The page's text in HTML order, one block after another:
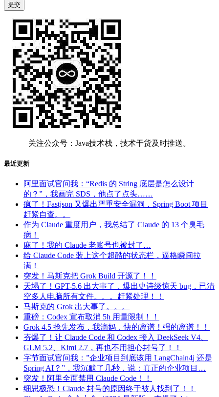
关注公众号：Java技术栈，技术干货及时推送。
最近更新
阿里面试官问我：“Redis 的 String 底层是怎么设计
的？”，我画完 SDS，他点了点头……
疯了！Fastjson 又爆出严重安全漏洞，Spring Boot 项目
赶紧自查。。
作为 Claude 重度用户，我总结了 Claude 的 13 个臭毛
病！
麻了！我的 Claude 老账号也被封了…
给 Claude Code 装上这个超酷的状态栏，逼格瞬间拉
满！
突发！马斯克把 Grok Build 开源了！！
天塌了！GPT-5.6 出大事了，爆出史诗级惊天 bug，已清
空多人电脑所有文件。。。赶紧处理！！
马斯克的 Grok 出大事了。。。
重磅：Codex 宣布取消 5h 用量限制！！
Grok 4.5 抢先发布，我滴妈，快的离谱！强的离谱！！
夯爆了！让 Claude Code 和 Codex 接入 DeekSeek V4、
GLM 5.2、Kimi 2.7，再也不用担心封号了！！
字节面试官问我：”企业项目到底该用 LangChain4j 还是
Spring AI？”，我沉默了几秒，说：真正的企业项目…
突发！阿里全面禁用 Claude Code！！
细思极恐！Claude 封号的原因终于被人找到了！！